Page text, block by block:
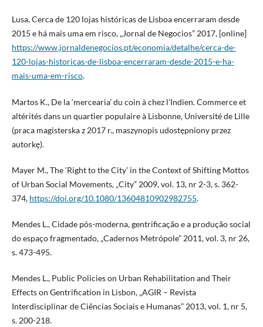
Lusa, Cerca de 120 lojas históricas de Lisboa encerraram desde
2015 e há mais uma em risco, „Jornal de Negocios” 2017, [online]
https://www.jornaldenegocios.pt/economia/detalhe/cerca-de-
120-lojas-historicas-de-lisboa-encerraram-desde-2015-e-ha-
mais-uma-em-risco.
Martos K., De la ‘mercearia’ du coin à chez l’Indien. Commerce et
altérités dans un quartier populaire à Lisbonne, Université de Lille
(praca magisterska z 2017 r., maszynopis udostępniony przez
autorkę).
Mayer M., The ‘Right to the City’ in the Context of Shifting Mottos
of Urban Social Movements, „City” 2009, vol. 13, nr 2-3, s. 362-
374, https://doi.org/10.1080/13604810902982755.
Mendes L., Cidade pós-moderna, gentrificação e a produção social
do espaço fragmentado, „Cadernos Metrópole” 2011, vol. 3, nr 26,
s. 473-495.
Mendes L., Public Policies on Urban Rehabilitation and Their
Effects on Gentrification in Lisbon, „AGIR – Revista
Interdisciplinar de Ciências Sociais e Humanas” 2013, vol. 1, nr 5,
s. 200-218.